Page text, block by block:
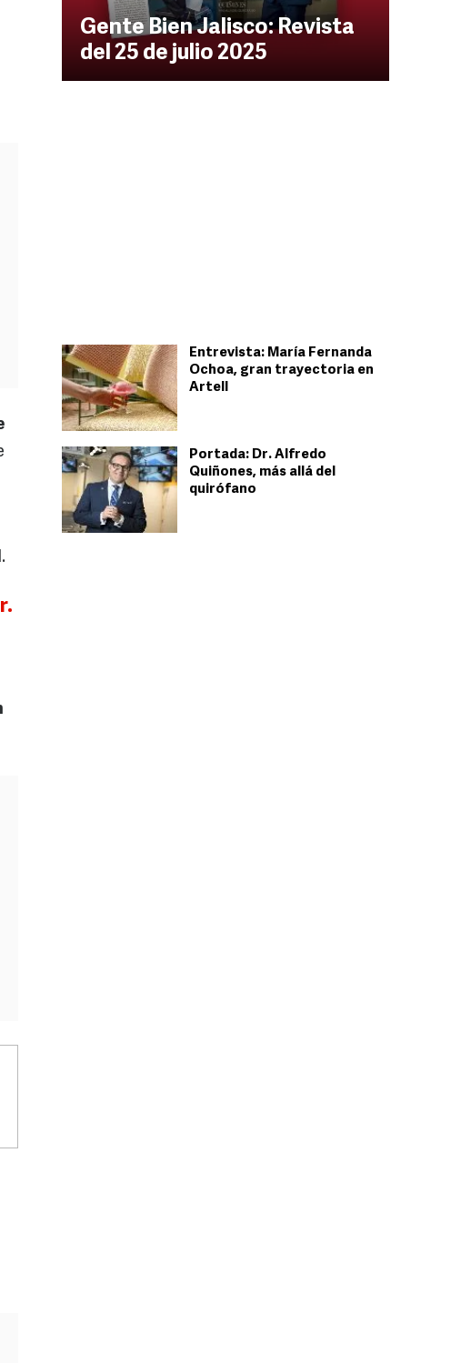
Gente Bien Jalisco: Revista
del 25 de julio 2025
Entrevista: María Fernanda
Ochoa, gran trayectoria en
Artell
Portada: Dr. Alfredo
Quiñones, más allá del
quirófano